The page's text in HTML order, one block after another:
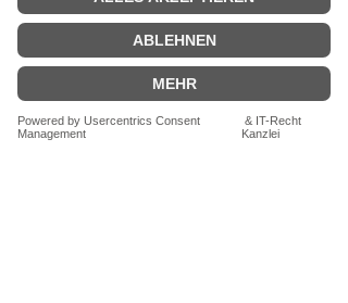
zusätzlichen Aroma- und
Öffnungsschutz verschweißt)
Große Tüte : B 110mm x H 185mm
auch für Kinder geeignet
Tee immer mit kochend heißem Wasser
übergießen. Nur so erhälst Du ein
sicheres Lebensmittel.